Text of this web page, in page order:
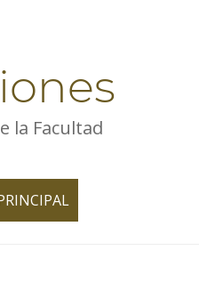
la Facultad
TOGGLE